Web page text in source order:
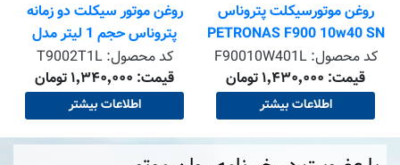
روغن موتورسیکلت پتروناس
PETRONAS F900 10w40 SN
1Lکد محصول:F90010W401L
قیمت: ۱٬۴۳۰٬۰۰۰ تومان
اطلاعات بیشتر
روغن موتور سیکلت دو زمانه
پتروناس حجم 1 لیتر مدل
PETRONAS Sprinta T900
کد محصول:T9002T1L
قیمت: ۱٬۳۴۰٬۰۰۰ تومان
اطلاعات بیشتر